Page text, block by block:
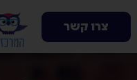
צרו קשר